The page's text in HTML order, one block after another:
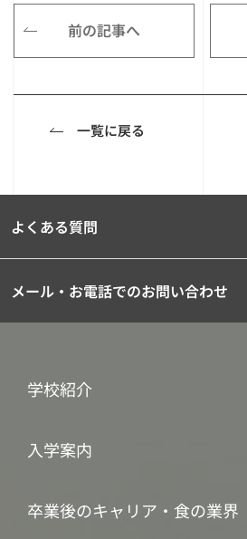
前の記事へ
一覧に戻る
よくある質問
メール・お電話でのお問い合わせ
学校紹介
入学案内
卒業後のキャリア・食の業界